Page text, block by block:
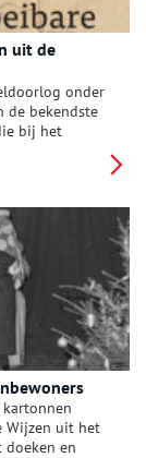
uit de
onder
de bekendste
bij het
Wijzen uit het
doeken en